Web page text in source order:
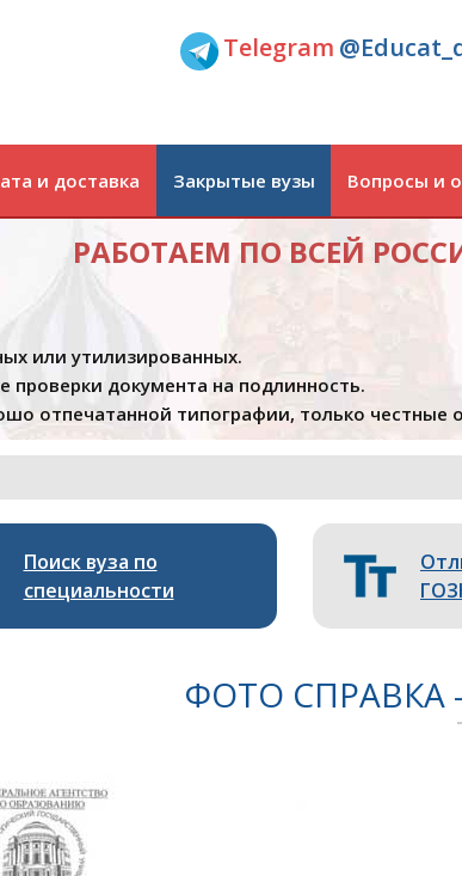
Telegram
и доставка Закрытые вузы Вопросы и
РАБОТАЕМ ПО ВСЕЙ
или утилизированных.
проверки документа на подлинность.
отпечатанной типографии, только честные
Поиск вуза по
специальности
ФОТО СПРАВКА